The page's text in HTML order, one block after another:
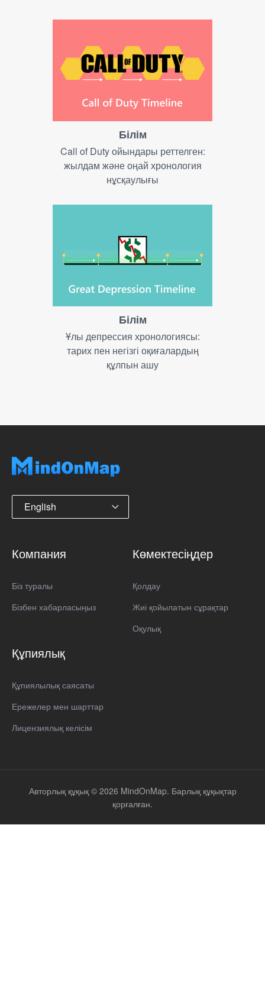
Білім
Call of Duty ойындары реттелген:
жылдам және оңай хронология
нұсқаулығы
Білім
Ұлы депрессия хронологиясы:
тарих пен негізгі оқиғалардың
құлпын ашу
English
Компания
Біз туралы
Бізбен хабарласыңыз
Көмектесіңдер
Қолдау
Жиі қойылатын сұрақтар
Оқулық
Құпиялық
Құпиялылық саясаты
Ережелер мен шарттар
Лицензиялық келісім
Авторлық құқық © 2026 MindOnMap. Барлық құқықтар
қорғалған.